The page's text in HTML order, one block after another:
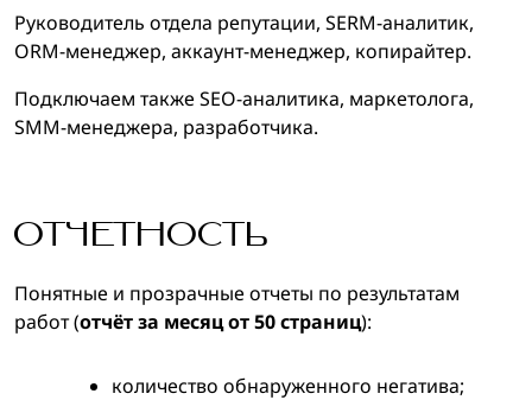
Руководитель отдела репутации, SERM-аналитик,
ORM-менеджер, аккаунт-менеджер, копирайтер.
Подключаем также SEO-аналитика, маркетолога,
SMM-менеджера, разработчика.
ОТЧЕТНОСТЬ
Понятные и прозрачные отчеты по результатам
работ (отчёт за месяц от 50 страниц):
количество обнаруженного негатива;